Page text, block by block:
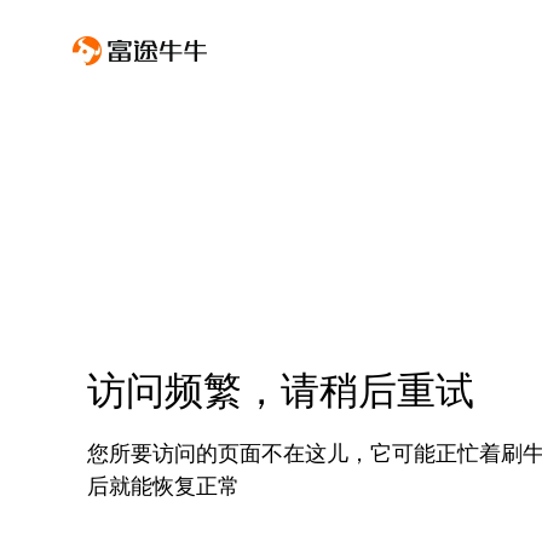
访问频繁，请稍后重试
您所要访问的页面不在这儿，它可能正忙着刷
后就能恢复正常